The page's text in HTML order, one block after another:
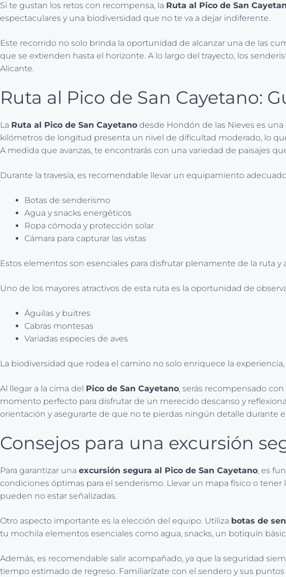
Si te gustan los retos con recompensa, la Ruta al Pico de San
espectaculares y una biodiversidad que no te va a dejar indiferente.
Este recorrido no solo brinda la oportunidad de alcanzar una de las
que se extienden hasta el horizonte. A lo largo del trayecto, los
Alicante.
Ruta al Pico de San Cayetano:
La Ruta al Pico de San Cayetano desde Hondón de las Nieves es
kilómetros de longitud presenta un nivel de dificultad moderado, lo
A medida que avanzas, te encontrarás con una variedad de paisajes
Durante la travesía, es recomendable llevar un equipamiento
Botas de senderismo
Agua y snacks energéticos
Ropa cómoda y protección solar
Cámara para capturar las vistas
Estos elementos son esenciales para disfrutar plenamente de la ruta
Uno de los mayores atractivos de esta ruta es la oportunidad de
Águilas y buitres
Cabras montesas
Variadas especies de aves
La biodiversidad que rodea el camino no solo enriquece la
Al llegar a la cima del Pico de San Cayetano, serás recompensado
momento perfecto para disfrutar de un merecido descanso y
orientación y asegurarte de que no te pierdas ningún detalle durante
Consejos para una excursión
Para garantizar una excursión segura al Pico de San Cayetano, es
condiciones óptimas para el senderismo. Llevar un mapa físico o
pueden no estar señalizadas.
Otro aspecto importante es la elección del equipo. Utiliza botas de
tu mochila elementos esenciales como agua, snacks, un botiquín
Además, es recomendable salir acompañado, ya que la seguridad
tiempo estimado de regreso. Familiarízate con el sendero y sus